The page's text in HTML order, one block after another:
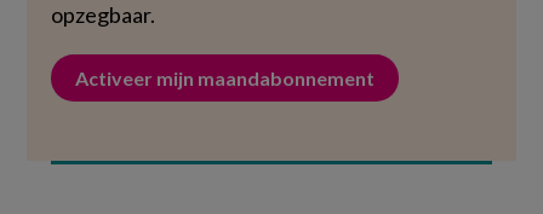
opzegbaar.
Activeer mijn maandabonnement